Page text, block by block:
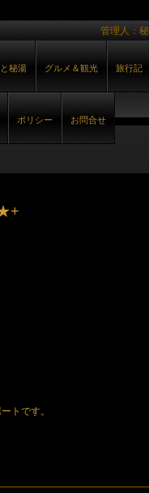
管理人：
秘湯 グルメ＆観光 旅行記
ポリシー お問合せ
トです。